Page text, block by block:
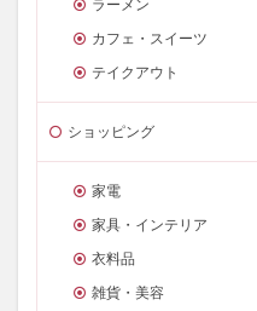
ラーメン
カフェ・スイーツ
テイクアウト
ショッピング
家電
家具・インテリア
衣料品
雑貨・美容